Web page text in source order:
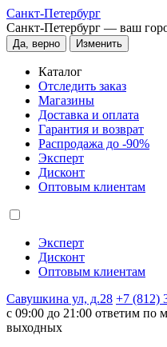
Санкт-Петербург
Санкт-Петербург — ваш
Да, верно Изменить
Каталог
Отследить заказ
Магазины
Доставка и оплата
Гарантия и возврат
Распродажа до -90%
Эксперт
Дисконт
Оптовым клиентам
Эксперт
Дисконт
Оптовым клиентам
Савушкина ул, д.28 +7 (812)
c 09:00 до 21:00 ответим по
выходных